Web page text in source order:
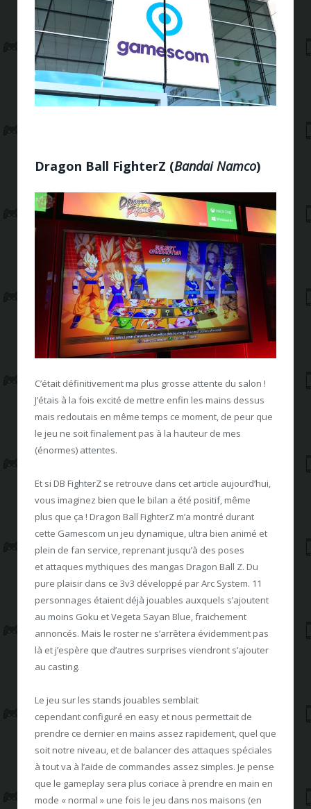
Dragon Ball FighterZ (Bandai Namco)
C’était définitivement ma plus grosse attente du salon !
J’étais à la fois excité de mettre enfin les mains dessus
mais redoutais en même temps ce moment, de peur que
le jeu ne soit finalement pas à la hauteur de mes
(énormes) attentes.
Et si DB FighterZ se retrouve dans cet article aujourd’hui,
vous imaginez bien que le bilan a été positif, même
plus que ça ! Dragon Ball FighterZ m’a montré durant
cette Gamescom un jeu dynamique, ultra bien animé et
plein de fan service, reprenant jusqu’à des poses
et attaques mythiques des mangas Dragon Ball Z. Du
pure plaisir dans ce 3v3 développé par Arc System. 11
personnages étaient déjà jouables auxquels s’ajoutent
au moins Goku et Vegeta Sayan Blue, fraichement
annoncés. Mais le roster ne s’arrêtera évidemment pas
là et j’espère que d’autres surprises viendront s’ajouter
au casting.
Le jeu sur les stands jouables semblait
cependant configuré en easy et nous permettait de
prendre ce dernier en mains assez rapidement, quel que
soit notre niveau, et de balancer des attaques spéciales
à tout va à l’aide de commandes assez simples. Je pense
que le gameplay sera plus coriace à prendre en main en
mode « normal » une fois le jeu dans nos maisons (en